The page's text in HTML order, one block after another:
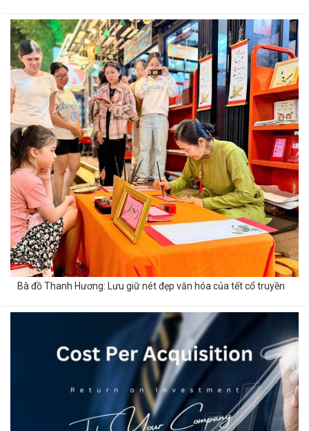
Bà đồ Thanh Hương: Lưu giữ nét đẹp văn hóa của tết cổ truyền